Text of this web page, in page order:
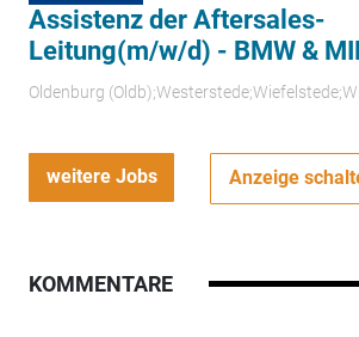
Assistenz der Aftersales-
Leitung(m/w/d) - BMW &
Oldenburg
weitere Jobs Anzeige
KOMMENTARE